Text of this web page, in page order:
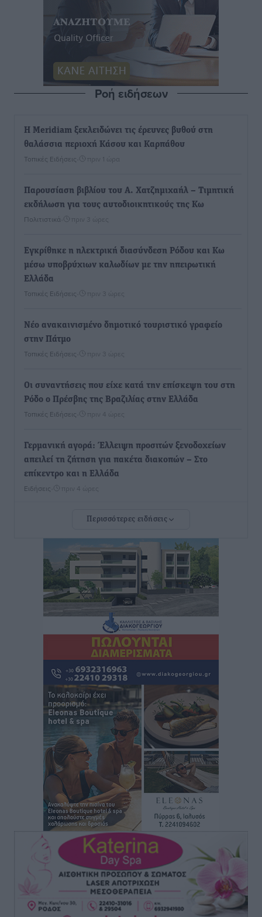
Ροή ειδήσεων
Η Meridiam ξεκλειδώνει τις έρευνες βυθού στη
θαλάσσια περιοχή Κάσου και Καρπάθου
Τοπικές Ειδήσεις πριν 1 ώρα
Παρουσίαση βιβλίου του Α. Χατζημιχαήλ – Τιμητική
εκδήλωση για τους αυτοδιοικητικούς της Κω
Πολιτιστικά πριν 3 ώρες
Εγκρίθηκε η ηλεκτρική διασύνδεση Ρόδου και Κω
μέσω υποβρύχιων καλωδίων με την ηπειρωτική
Ελλάδα
Τοπικές Ειδήσεις πριν 3 ώρες
Νέο ανακαινισμένο δημοτικό τουριστικό γραφείο
στην Πάτμο
Τοπικές Ειδήσεις πριν 3 ώρες
Οι συναντήσεις που είχε κατά την επίσκεψη του στη
Ρόδο ο Πρέσβης της Βραζιλίας στην Ελλάδα
Τοπικές Ειδήσεις πριν 4 ώρες
Γερμανική αγορά: Έλλειψη προσιτών ξενοδοχείων
απειλεί τη ζήτηση για πακέτα διακοπών – Στο
επίκεντρο και η Ελλάδα
Ειδήσεις πριν 4 ώρες
Νέο ξενοδοχείο στη Ρόδο για την H Hotels –
Τοπικές Ειδήσεις• πριν 4 ώρες
Αυτοκίνητο μπήκε παράνομα σε μονόδρομο στο
Μαστιχάρι – Αναποδογύρισε όχημα με μητέρα και
Τοπικές Ειδήσεις• πριν 5 ώρες
“Η Ευρώπη αντιμετώπιζε το προσφυγικό σαν ταινία
τρόμου” – Η συγκλονιστική μαρτυρία της Χαρούλας
Γιασιράνη στον RV για τα γεγονότα που οδήγησαν στο
Σύμφωνο της Λέρου
Τοπικές Ειδήσεις • πριν 5 ώρες
Συναυλία με τον Γιάννη Κότσιρα στις 21 Αυγούστου
Πολιτιστικά• πριν 5 ώρες
Έκτακτη συνεδρίαση της Δημοτικής Επιτροπής Ρόδου
αύριο Παρασκευή 7 Αυγούστου
Τοπικές Ειδήσεις• πριν 5 ώρες
ΑΕΡΑ: Δεν σταματάει να ενισχύεται, νέο απόκτημα ο
Μητρόπουλος
Αθλητικά πριν 5 ώρες
Περισσότερες ειδήσεις